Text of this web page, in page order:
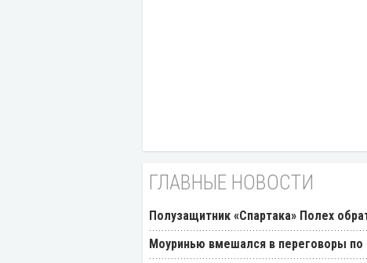
ГЛАВНЫЕ НОВОСТИ
Полузащитник «Спартака» Полех
Моуринью вмешался в переговоры по